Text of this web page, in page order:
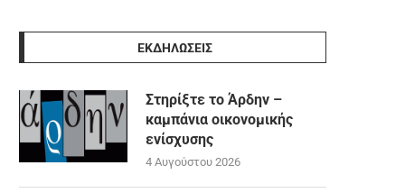
ΕΚΔΗΛΩΣΕΙΣ
Στηρίξτε το Άρδην –
καμπάνια οικονομικής
ενίσχυσης
4 Αυγούστου 2026